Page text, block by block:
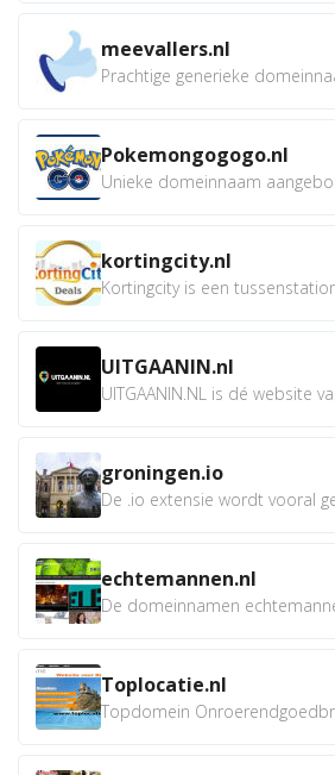
meevallers.nl
Pokemongogogo.nl
kortingcity.nl
UITGAANIN.nl
groningen.io
echtemannen.nl
Toplocatie.nl